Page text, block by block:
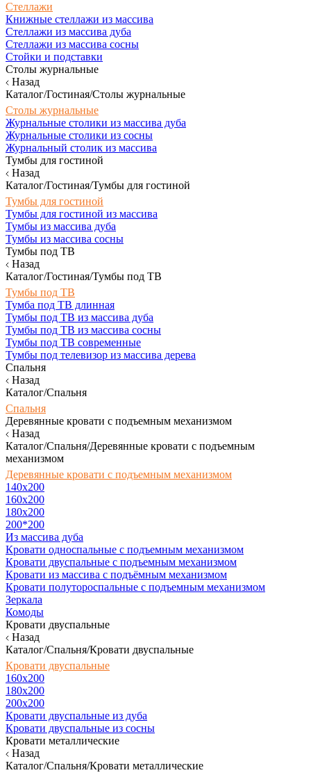
Стеллажи
Книжные стеллажи из массива
Стеллажи из массива дуба
Стеллажи из массива сосны
Стойки и подставки
Столы журнальные
Назад
Каталог/Гостиная/Столы журнальные
Столы журнальные
Журнальные столики из массива дуба
Журнальные столики из сосны
Журнальный столик из массива
Тумбы для гостиной
Назад
Каталог/Гостиная/Тумбы для гостиной
Тумбы для гостиной
Тумбы для гостиной из массива
Тумбы из массива дуба
Тумбы из массива сосны
Тумбы под ТВ
Назад
Каталог/Гостиная/Тумбы под ТВ
Тумбы под ТВ
Тумба под ТВ длинная
Тумбы под ТВ из массива дуба
Тумбы под ТВ из массива сосны
Тумбы под ТВ современные
Тумбы под телевизор из массива дерева
Спальня
Назад
Каталог/Спальня
Спальня
Деревянные кровати с подъемным механизмом
Назад
Каталог/Спальня/Деревянные кровати с подъемным
механизмом
Деревянные кровати с подъемным механизмом
140x200
160х200
180х200
200*200
Из массива дуба
Кровати односпальные с подъемным механизмом
Кровати двуспальные с подъемным механизмом
Кровати из массива с подъёмным механизмом
Кровати полутороспальные с подъемным механизмом
Зеркала
Комоды
Кровати двуспальные
Назад
Каталог/Спальня/Кровати двуспальные
Кровати двуспальные
160х200
180x200
200x200
Кровати двуспальные из дуба
Кровати двуспальные из сосны
Кровати металлические
Назад
Каталог/Спальня/Кровати металлические